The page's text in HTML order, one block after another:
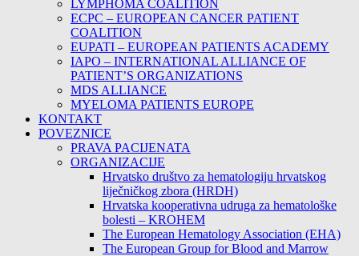
LYMPHOMA COALITION
ECPC – EUROPEAN CANCER PATIENT
COALITION
EUPATI – EUROPEAN PATIENTS ACADEMY
IAPO – INTERNATIONAL ALLIANCE OF
PATIENT’S ORGANIZATIONS
MDS ALLIANCE
MYELOMA PATIENTS EUROPE
KONTAKT
POVEZNICE
PRAVA PACIJENATA
ORGANIZACIJE
Hrvatsko društvo za hematologiju hrvatskog
liječničkog zbora (HRDH)
Hrvatska kooperativna udruga za hematološke
bolesti – KROHEM
The European Hematology Association (EHA)
The European Group for Blood and Marrow